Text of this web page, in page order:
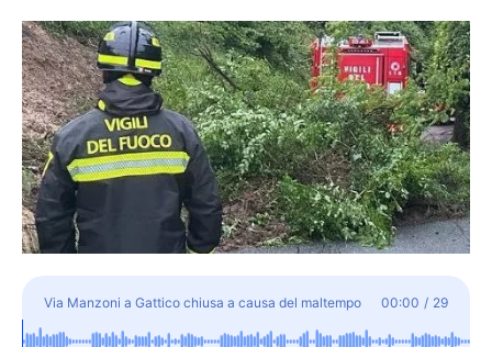
Via Manzoni a Gattico chiusa a causa del maltempo
della notte
00:00 / 29